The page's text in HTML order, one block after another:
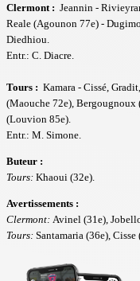
Clermont : Jeannin -
Reale (Agounon 77e) -
Diedhiou.
Entr.: C. Diacre.
Tours : Kamara - Cissé,
(Maouche 72e), Bergougnoux
(Louvion 85e).
Entr.: M. Simone.
Buteur :
Tours: Khaoui (32e).
Avertissements :
Clermont: Avinel (31e),
Tours: Santamaria (36e),